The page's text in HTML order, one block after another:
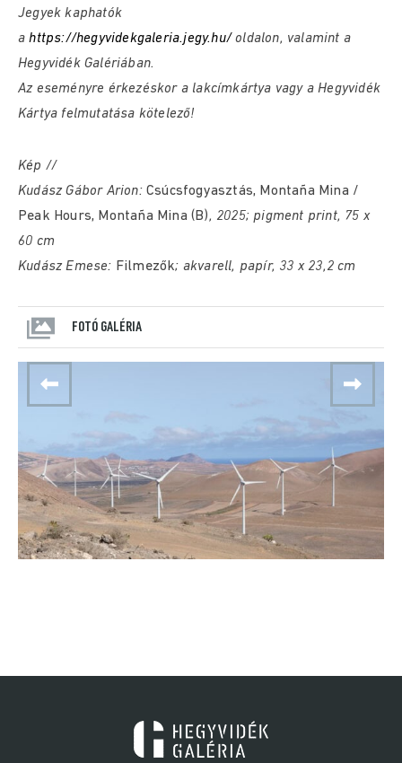
Jegyek kaphatók
ahttps://hegyvidekgaleria.jegy.hu/oldalon, valamint a
Hegyvidék Galériában.
Az eseményre érkezéskor a lakcímkártya vagy a Hegyvidék
Kártya felmutatása kötelező!
Kép //
Kudász Gábor Arion: Csúcsfogyasztás, Montaña Mina /
Peak Hours, Montaña Mina (B), 2025; pigment print, 75 x
60 cm
Kudász Emese: Filmezők; akvarell, papír, 33 x 23,2 cm
FOTÓ GALÉRIA